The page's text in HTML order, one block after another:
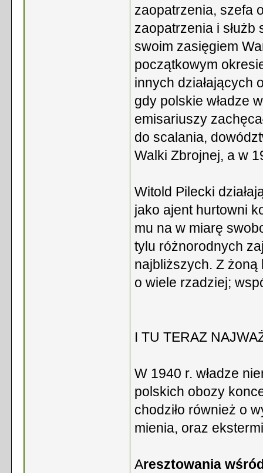
zaopatrzenia, szefa
zaopatrzenia i służb
swoim zasięgiem
początkowym
innych działających
gdy polskie władze
emisariuszy
do scalania,
Walki Zbrojnej, a w
Witold Pilecki
jako ajent hurtowni
mu na w miarę
tylu różnorodnych
najbliższych. Z żoną
o wiele rzadziej;
I TU TERAZ
W 1940 r. władze
polskich obozy
chodziło również o
mienia, oraz
Aresztowania